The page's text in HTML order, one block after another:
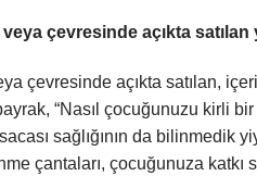
çevresinde açıkta
çevresinde açıkta satılan,
“Nasıl çocuğunuzu kirli
sağlığının da
çantaları, çocuğunuza